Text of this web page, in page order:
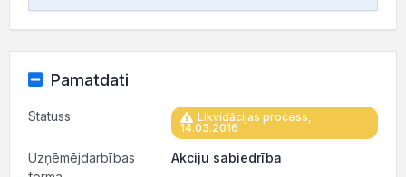
Pamatdati
Statuss
Likvidācijas process,
14.03.2016
Uzņēmējdarbības
Akciju sabiedrība